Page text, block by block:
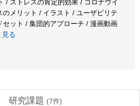
/ ストレスの肯定的効果 / コロナウイ
のメリット / イラスト / ユーザビリテ
セット / 集団的アプローチ / 漫画動画
見る
研究課題 (7件)